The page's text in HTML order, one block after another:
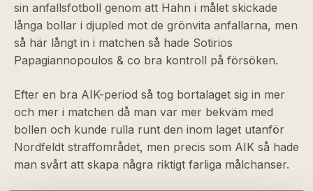
sin anfallsfotboll genom att Hahn i målet skickade
långa bollar i djupled mot de grönvita anfallarna, men
så här långt in i matchen så hade Sotirios
Papagiannopoulos & co bra kontroll på försöken.
Efter en bra AIK-period så tog bortalaget sig in mer
och mer i matchen då man var mer bekväm med
bollen och kunde rulla runt den inom laget utanför
Nordfeldt straffområdet, men precis som AIK så hade
man svårt att skapa några riktigt farliga målchanser.